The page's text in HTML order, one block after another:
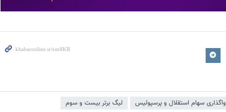
واگذاری سهام استقلال و پرسپولیس لیگ برتر بیست و سوم